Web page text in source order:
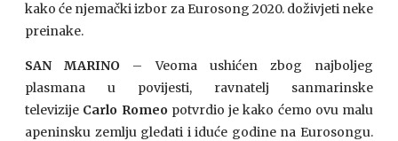
kako će njemački izbor za Eurosong 2020. doživjeti neke
preinake.
SAN MARINO – Veoma ushićen zbog najboljeg
plasmana u povijesti, ravnatelj sanmarinske
televizije Carlo Romeopotvrdio je kako ćemo ovu malu
apeninsku zemlju gledati i iduće godine na Eurosongu.